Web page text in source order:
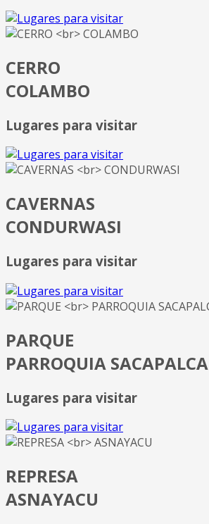
CERRO
COLAMBO
Lugares para visitar
CAVERNAS
CONDURWASI
Lugares para visitar
PARQUE
PARROQUIA SACAPALCA
Lugares para visitar
REPRESA
ASNAYACU